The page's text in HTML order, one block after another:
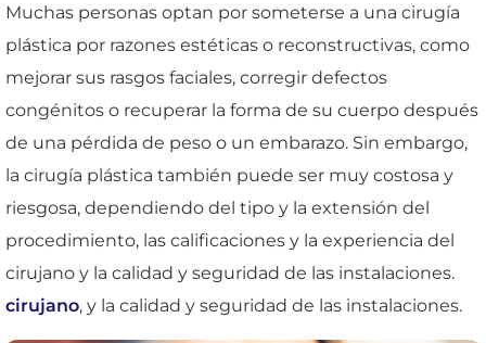
Muchas personas optan por someterse a una cirugía
plástica por razones estéticas o reconstructivas, como
mejorar sus rasgos faciales, corregir defectos
congénitos o recuperar la forma de su cuerpo después
de una pérdida de peso o un embarazo. Sin embargo,
la cirugía plástica también puede ser muy costosa y
riesgosa, dependiendo del tipo y la extensión del
procedimiento, las calificaciones y la experiencia del
cirujano y la calidad y seguridad de las instalaciones.
cirujano, y la calidad y seguridad de las instalaciones.